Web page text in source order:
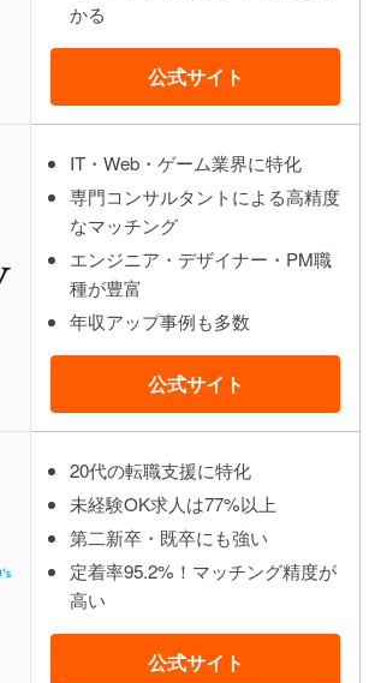
かる
公式サイト
IT・Web・ゲーム業界に特化
専門コンサルタントによる高精度
なマッチング
エンジニア・デザイナー・PM職
種が豊富
年収アップ事例も多数
公式サイト
20代の転職支援に特化
未経験OK求人は77%以上
第二新卒・既卒にも強い
定着率95.2%！マッチング精度が
高い
公式サイト